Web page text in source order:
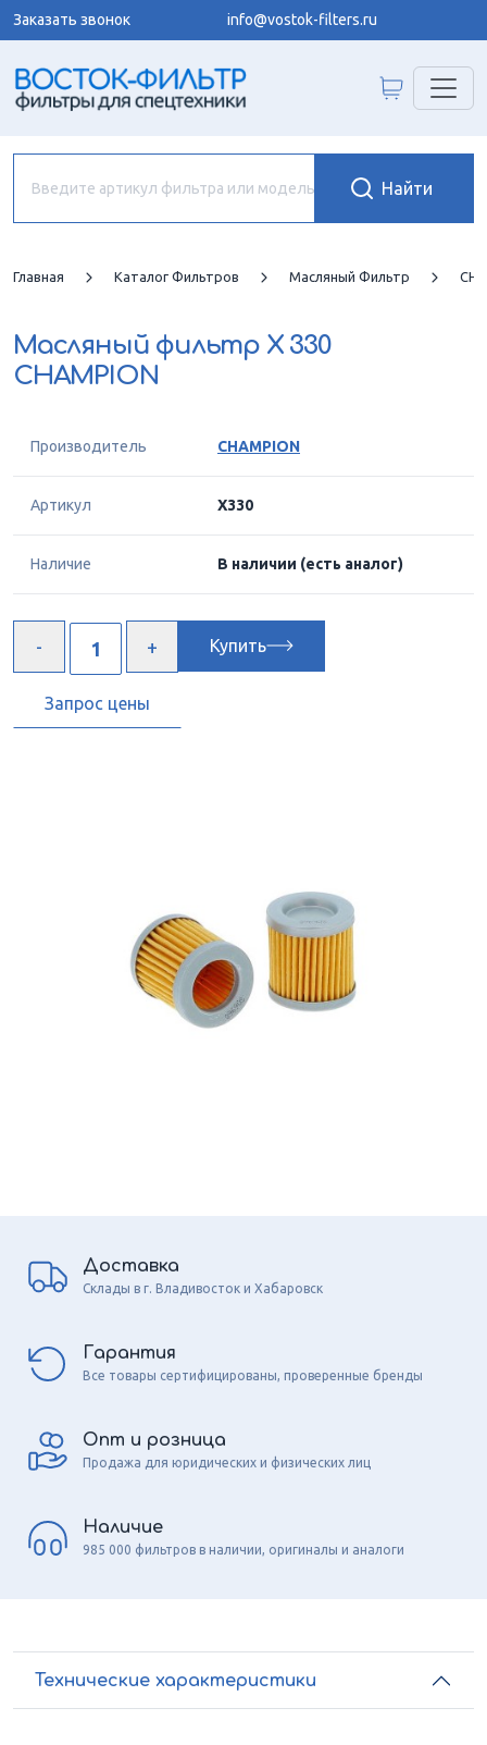
Заказать звонок info@vostok-filters.ru
Главная Каталог Фильтров Масляный Фильтр
Масляный фильтр X 330
CHAMPION
Производитель CHAMPION
Артикул X330
Наличие В наличии (есть аналог)
Купить
Запрос цены
Доставка
Склады в г. Владивосток и Хабаровск
Гарантия
Все товары сертифицированы, проверенные бренды
Опт и розница
Продажа для юридических и физических лиц
Наличие
985 000 фильтров в наличии, оригиналы и аналоги
Технические характеристики